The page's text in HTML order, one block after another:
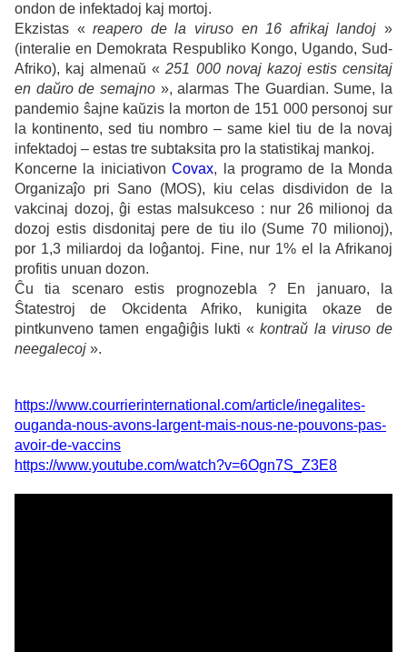
ondon de infektadoj kaj mortoj.
Ekzistas «reapero de la viruso en 16 afrikaj landoj »
(interalie en Demokrata Respubliko Kongo, Ugando, Sud-
Afriko), kaj almenaŭ «251 000 novaj kazoj estis censitaj
en daŭro de semajno », alarmas The Guardian. Sume, la
pandemio ŝajne kaŭzis la morton de 151 000 personoj sur
la kontinento, sed tiu nombro – same kiel tiu de la novaj
infektadoj – estas tre subtaksita pro la statistikaj mankoj.
Koncerne la iniciativon Covax, la programo de la Monda
Organizaĵo pri Sano (MOS), kiu celas disdividon de la
vakcinaj dozoj, ĝi estas malsukceso : nur 26 milionoj da
dozoj estis disdonitaj pere de tiu ilo (Sume 70 milionoj),
por 1,3 miliardoj da loĝantoj. Fine, nur 1% el la Afrikanoj
profitis unuan dozon.
Ĉu tia scenaro estis prognozebla ? En januaro, la
Ŝtatestroj de Okcidenta Afriko, kunigita okaze de
pintkunveno tamen engaĝiĝis lukti «kontraŭ la viruso de
neegalecoj ».
https://www.courrierinternational.com/article/inegalites-
ouganda-nous-avons-largent-mais-nous-ne-pouvons-pas-
avoir-de-vaccins
https://www.youtube.com/watch?v=6Ogn7S_Z3E8